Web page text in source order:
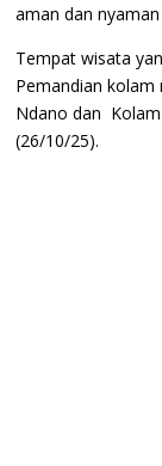
aman dan
Tempat wisata
Pemandian kolam
Ndano dan
(26/10/25).